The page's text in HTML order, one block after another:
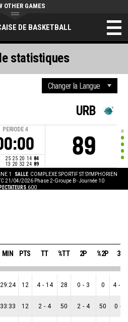
DE BASKETBALL
OTHER GAMES
PERIODE 4
25 25 20 14 84
13 20 32 24 89
URB
89
1 SALLE COMPLEXE SPORTIF ST SYMPHORIEN
21/04/2026 Phase 2-Groupe B- Journée 10
600
statistiques
MIN PTS TT %TT 2P %2P 3P
29:24 12 4 - 14 28 0 - 3 0 4 -
33:33 12 2 - 4 50 2 - 4 50 0 -